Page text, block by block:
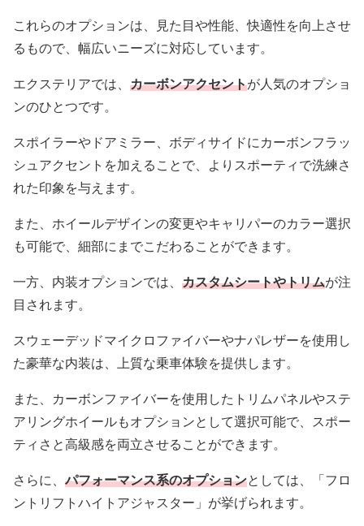
これらのオプションは、見た目や性能、快適性を向上させ
るもので、幅広いニーズに対応しています。
エクステリアでは、 カーボンアクセントが人気のオプショ
ンのひとつです。
スポイラーやドアミラー、ボディサイドにカーボンフラッ
シュアクセントを加えることで、よりスポーティで洗練さ
れた印象を与えます。
また、ホイールデザインの変更やキャリパーのカラー選択
も可能で、細部にまでこだわることができます。
一方、内装オプションでは、 カスタムシートやトリムが注
目されます。
スウェーデッドマイクロファイバーやナパレザーを使用し
た豪華な内装は、上質な乗車体験を提供します。
また、カーボンファイバーを使用したトリムパネルやステ
アリングホイールもオプションとして選択可能で、スポー
ティさと高級感を両立させることができます。
さらに、パフォーマンス系のオプションとしては、「フロ
ントリフトハイトアジャスター」が挙げられます。